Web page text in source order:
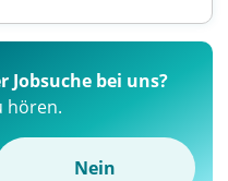
Jobsuche bei uns?
hören.
Nein